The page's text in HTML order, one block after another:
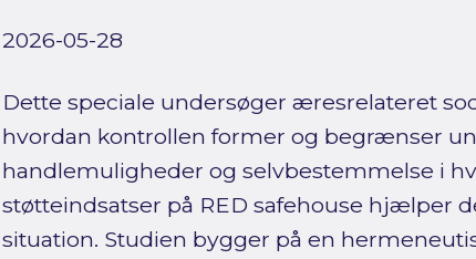
2026-05-28
Dette speciale undersøger æresrelateret
hvordan kontrollen former og begrænser
handlemuligheder og selvbestemmelse i
støtteindsatser på RED safehouse hjælper
situation. Studien bygger på en